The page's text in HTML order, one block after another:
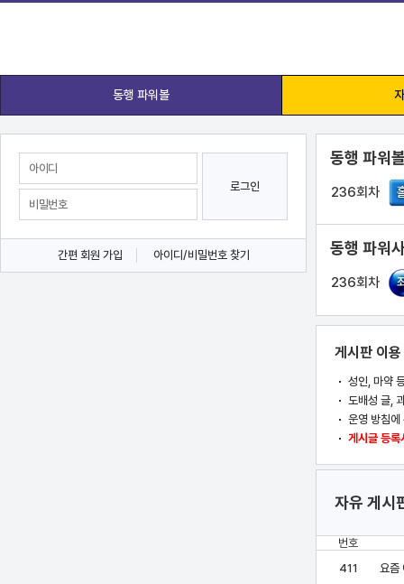
동행 파워볼
로그인
간편 회원 가입 아이디/비밀번호 찾기
동행 파워
236회차
동행 파워
236회차
게시판 이
성인, 마약
도배성 글,
운영 방침에
게시글 등
자유 게시
번호
411
요즘